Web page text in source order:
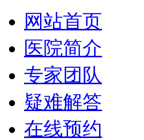
网站首页
医院简介
专家团队
疑难解答
在线预约